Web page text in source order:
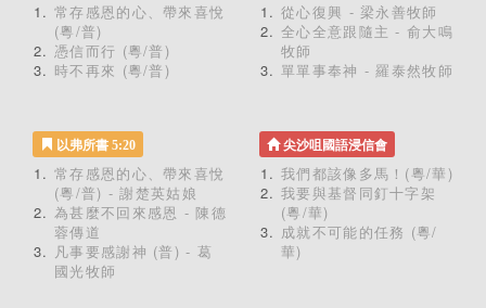
常存感恩的心、帶來喜悅
(粵/普)
憑信而行 (粵/普)
時不再來 (粵/普)
從心復興 - 梁永善牧師
全心全意跟隨主 - 俞大鳴
牧師
單單事奉神 - 羅泰然牧師
以弗所書 5:20
常存感恩的心、帶來喜悅
(粵/普) - 謝楚英姑娘
為甚麼不回來感恩 - 陳德
蓉傳道
凡事要感謝神 (普) - 葛
國光牧師
尖沙咀國語浸信會
我們都該像多馬！(粵/華)
我要與基督同釘十字架
(粵/華)
成就不可能的任務 (粵/
華)